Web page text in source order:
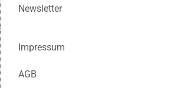
Newsletter
Impressum
AGB